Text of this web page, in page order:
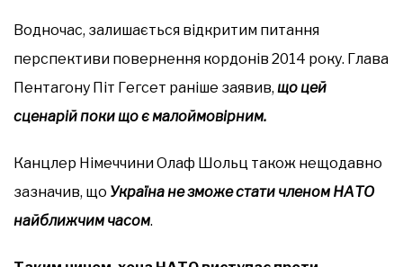
Водночас, залишається відкритим питання
перспективи повернення кордонів 2014 року. Глава
Пентагону Піт Гегсет раніше заявив, що цей
сценарій поки що є малоймовірним.
Канцлер Німеччини Олаф Шольц також нещодавно
зазначив, що Україна не зможе стати членом НАТО
найближчим часом.